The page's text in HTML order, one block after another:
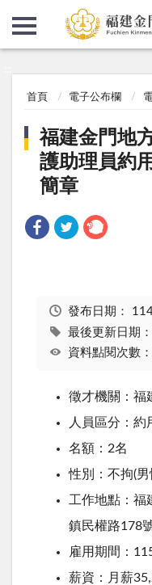
首頁 電子公布欄
福建金門地
護助理員約
簡章
發布日期：
最後更新日期
資料點閱次數
徵才機關：福
人員區分：約
名額： 2名
性別：不拘(
工作地點：福
鎮民權路178
雇用期間：
薪資：月薪